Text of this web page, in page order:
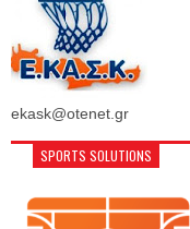
ekask@otenet.gr
SPORTS SOLUTIONS